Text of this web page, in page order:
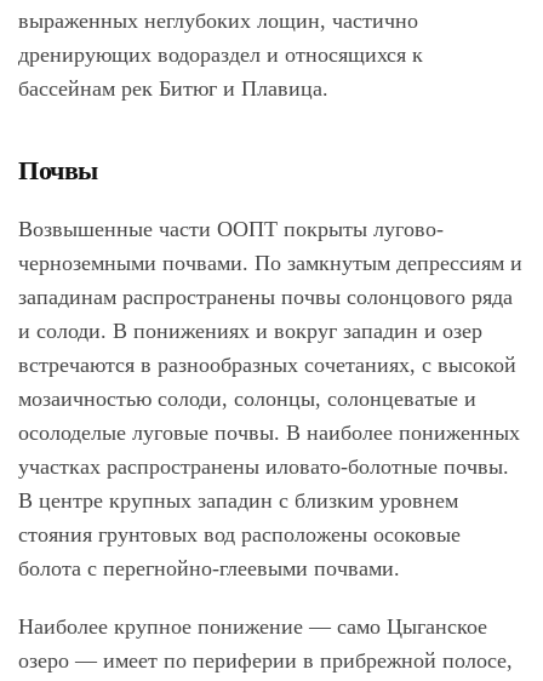
выраженных неглубоких лощин, частично
дренирующих водораздел и относящихся к
бассейнам рек Битюг и Плавица.
Почвы
Возвышенные части ООПТ покрыты лугово-
черноземными почвами. По замкнутым депрессиям и
западинам распространены почвы солонцового ряда
и солоди. В понижениях и вокруг западин и озер
встречаются в разнообразных сочетаниях, с высокой
мозаичностью солоди, солонцы, солонцеватые и
осолоделые луговые почвы. В наиболее пониженных
участках распространены иловато-болотные почвы.
В центре крупных западин с близким уровнем
стояния грунтовых вод расположены осоковые
болота с перегнойно-глеевыми почвами.
Наиболее крупное понижение — само Цыганское
озеро — имеет по периферии в прибрежной полосе,